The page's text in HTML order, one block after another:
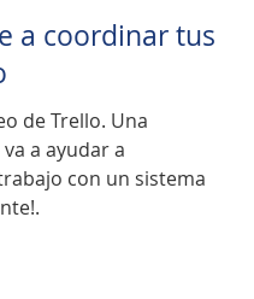
a coordinar tus
de Trello. Una
a ayudar a
con un sistema